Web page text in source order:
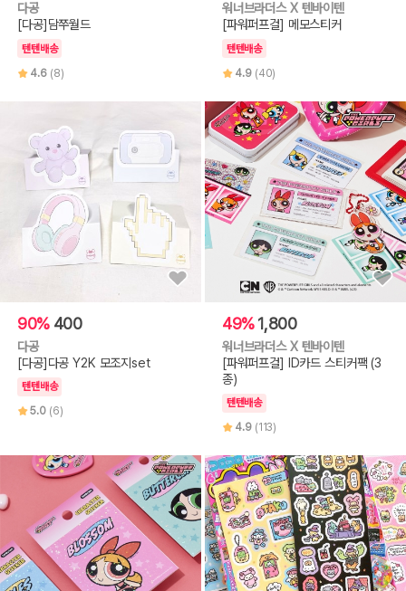
다공
[다공]담쭈월드
텐텐배송
4.6 (8)
워너브라더스 X 텐바이텐
[파워퍼프걸] 메모스티커
텐텐배송
4.9 (40)
90% 400
다공
[다공]다공 Y2K 모조지set
텐텐배송
5.0 (6)
49%1,800
워너브라더스 X 텐바이텐
[파워퍼프걸] ID카드 스티커팩 (3
종)
텐텐배송
4.9 (113)